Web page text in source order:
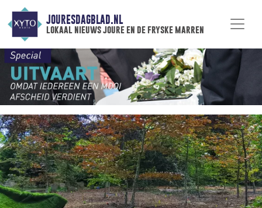
JOURESDAGBLAD.NL
lokaal nieuws joure en de fryske marren